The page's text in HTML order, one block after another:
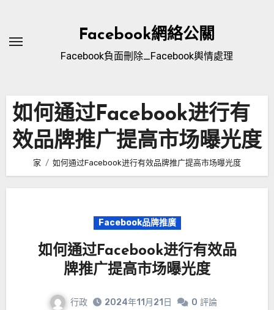
Facebook網絡公關
Facebook負面刪除_Facebook輿情處理
如何通过Facebook进行有
效品牌推广提高市场曝光度
家 如何通过Facebook进行有效品牌推广提高市场曝光度
Facebook品牌推廣
如何通过Facebook进行有效品
牌推广提高市场曝光度
行政 2024年11月21日 0 評論